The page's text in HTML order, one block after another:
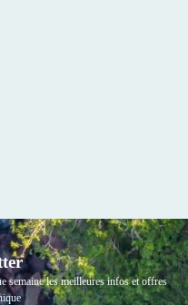
semaine les meilleures infos et offres